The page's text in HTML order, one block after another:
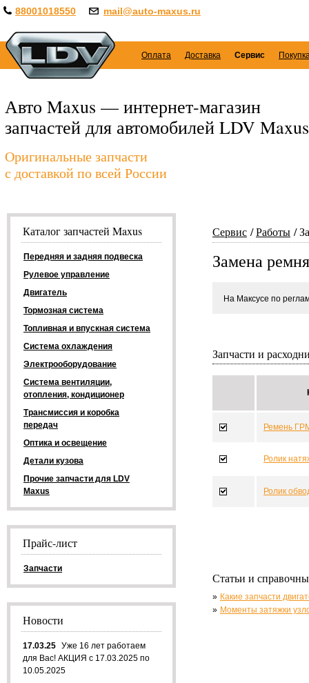
88001018550 mail@auto-maxus.ru
Оплата Доставка Сервис
Авто Maxus — интернет-магазин
запчастей для автомобилей LDV Maxus
Оригинальные запчасти
с доставкой по всей России
Сервис Работы
Замена
На Максусе по
Запчасти и
Ремень
Ролик
Ролик
Статьи и
Какие запчасти
Моменты затяжки
Каталог запчастей Maxus
Передняя и задняя подвеска
Рулевое управление
Двигатель
Тормозная система
Топливная и впускная система
Система охлаждения
Электрооборудование
Система вентиляции,
отопления, кондиционер
Трансмиссия и коробка
передач
Оптика и освещение
Детали кузова
Прочие запчасти для LDV
Maxus
Прайс-лист
Запчасти
Новости
17.03.25 Уже 16 лет работаем
для Вас! АКЦИЯ с 17.03.2025 по
10.05.2025